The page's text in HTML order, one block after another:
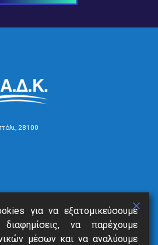
28100
για να εξατομικεύσουμε
να παρέχουμε
μέσων και να αναλύουμε